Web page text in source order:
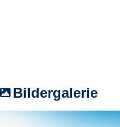
Bildergalerie